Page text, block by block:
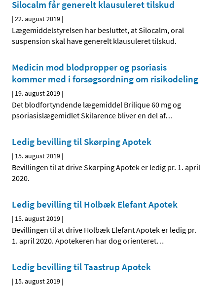
Silocalm får generelt klausuleret tilskud
|22. august 2019 |
Lægemiddelstyrelsen har besluttet, at Silocalm, oral
suspension skal have generelt klausuleret tilskud.
Medicin mod blodpropper og psoriasis
kommer med i forsøgsordning om risikodeling
| 19. august 2019 |
Det blodfortyndende lægemiddel Brilique 60 mg og
psoriasislægemidlet Skilarence bliver en del af…
Ledig bevilling til Skørping Apotek
| 15. august 2019 |
Bevillingen til at drive Skørping Apotek er ledig pr. 1. april
2020.
Ledig bevilling til Holbæk Elefant Apotek
| 15. august 2019 |
Bevillingen til at drive Holbæk Elefant Apotek er ledig pr.
1. april 2020. Apotekeren har dog orienteret…
Ledig bevilling til Taastrup Apotek
| 15. august 2019 |